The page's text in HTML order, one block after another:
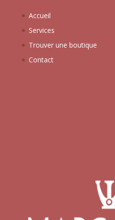
Accueil
Services
Trouver une boutique
Contact